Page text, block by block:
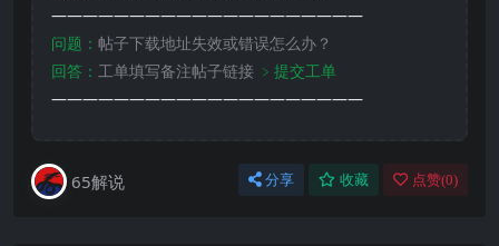
————————————————————
问题： 帖子下载地址失效或错误怎么办？
回答： 工单填写备注帖子链接 ﹥提交工单
————————————————————
65解说 分享 收藏 点赞(0)